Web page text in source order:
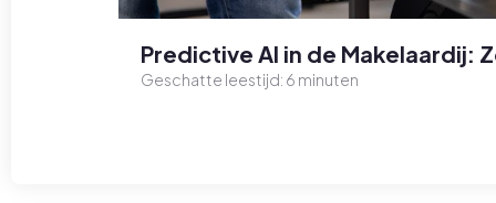
Predictive AI in de Makelaardij:
Geschatte leestijd: 6 minuten